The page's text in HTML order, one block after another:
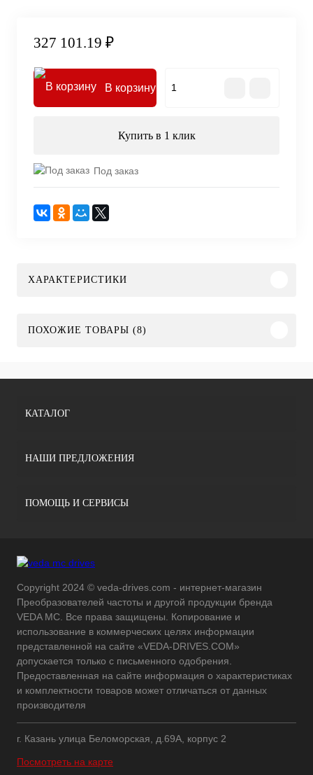
327 101.19 ₽
В корзину
Купить в 1 клик
Под заказ
ХАРАКТЕРИСТИКИ
ПОХОЖИЕ ТОВАРЫ (8)
КАТАЛОГ
НАШИ ПРЕДЛОЖЕНИЯ
ПОМОЩЬ И СЕРВИСЫ
Copyright 2024 © veda-drives.com - интернет-магазин
Преобразователей частоты и другой продукции бренда
VEDA MC. Все права защищены. Копирование и
использование в коммерческих целях информации
представленной на сайте «VEDA-DRIVES.COM»
допускается только с письменного одобрения.
Предоставленная на сайте информация о характеристиках
и комплектности товаров может отличаться от данных
производителя
г. Казань улица Беломорская, д.69А, корпус 2
Посмотреть на карте